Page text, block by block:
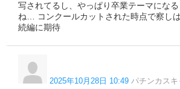
写されてるし、やっぱり卒業テーマにな
ね… コンクールカットされた時点で察し
続編に期待
2025年10月28日 10:49 パチンカスキ